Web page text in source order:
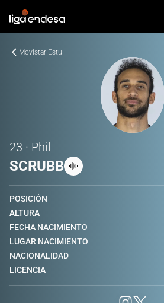
Movistar Estu
23 · Phil
SCRUBB
POSICIÓN
ALTURA
FECHA NACIMIENTO
LUGAR NACIMIENTO
NACIONALIDAD
LICENCIA